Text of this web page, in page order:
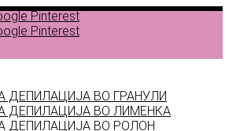
Pinterest
Pinterest
ДЕПИЛАЦИЈА ВО ГРАНУЛИ
ДЕПИЛАЦИЈА ВО ЛИМЕНКА
ДЕПИЛАЦИЈА ВО РОЛОН